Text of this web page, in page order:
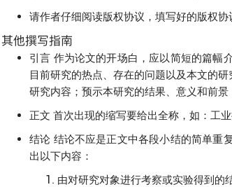
请作者仔细阅读版权协议，填写好的版权协
其他撰写指南
引言 作为论文的开场白，应以简短的篇幅
目前研究的热点、存在的问题以及本文的
研究内容；预示本研究的结果、意义和前
正文 首次出现的缩写要给出全称，如：工
结论 结论不应是正文中各段小结的简单重
出以下内容：
由对研究对象进行考察或实验得到的